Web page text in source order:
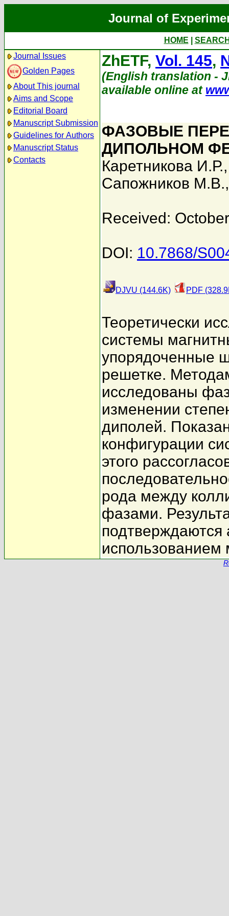
Journal of
HOME
Journal Issues
Golden Pages
About This journal
Aims and Scope
Editorial Board
Manuscript Submission
Guidelines for Authors
Manuscript Status
Contacts
ZhETF, Vol. 145,
(English translation -
available online at
ФАЗОВЫЕ
ДИПОЛЬНОМ
Каретникова И.Р.
Сапожников М.В.
Received:
DOI: 10.7868/
DJVU (144.6K) PDF
Теоретически
системы
упорядоченные
решетке.
исследованы
изменении
диполей.
конфигурации
этого
рода между
фазами.
подтверждаются